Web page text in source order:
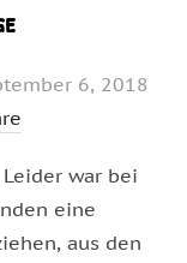
6, 2018
war bei
eine
aus den